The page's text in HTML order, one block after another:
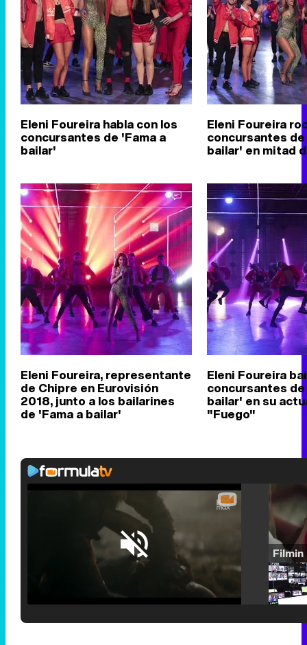
Eleni Foureira habla con los
concursantes de 'Fama a
bailar'
Eleni Foureira
concursantes de
bailar' en mitad
Eleni Foureira, representante
de Chipre en Eurovisión
2018, junto a los bailarines
de 'Fama a bailar'
Eleni Foureira
concursantes de
bailar' en su
"Fuego"